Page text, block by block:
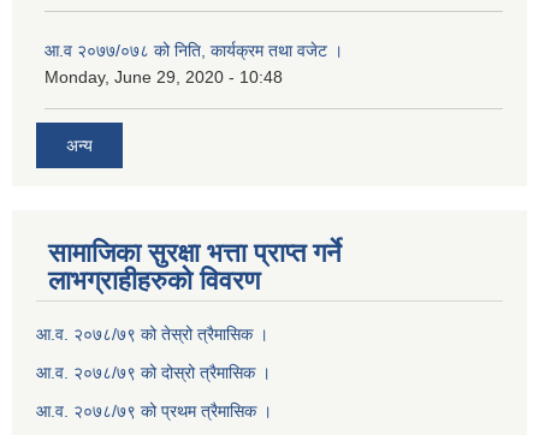
आ.व २०७७/०७८ को निति, कार्यक्रम तथा वजेट ।
Monday, June 29, 2020 - 10:48
अन्य
सामाजिका सुरक्षा भत्ता प्राप्त गर्ने
लाभग्राहीहरुको विवरण
आ.व. २०७८/७९ को तेस्रो त्रैमासिक ।
आ.व. २०७८/७९ को दोस्रो त्रैमासिक ।
आ.व. २०७८/७९ को प्रथम त्रैमासिक ।